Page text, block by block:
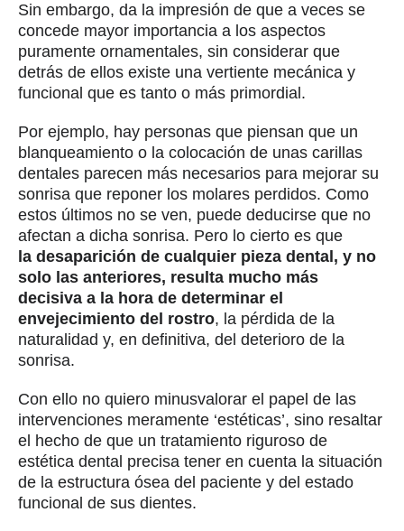
Sin embargo, da la impresión de que a veces se
concede mayor importancia a los aspectos
puramente ornamentales, sin considerar que
detrás de ellos existe una vertiente mecánica y
funcional que es tanto o más primordial.
Por ejemplo, hay personas que piensan que un
blanqueamiento o la colocación de unas carillas
dentales parecen más necesarios para mejorar su
sonrisa que reponer los molares perdidos. Como
estos últimos no se ven, puede deducirse que no
afectan a dicha sonrisa. Pero lo cierto es que
la desaparición de cualquier pieza dental, y no
solo las anteriores, resulta mucho más
decisiva a la hora de determinar el
envejecimiento del rostro, la pérdida de la
naturalidad y, en definitiva, del deterioro de la
sonrisa.
Con ello no quiero minusvalorar el papel de las
intervenciones meramente ‘estéticas’, sino resaltar
el hecho de que un tratamiento riguroso de
estética dental precisa tener en cuenta la situación
de la estructura ósea del paciente y del estado
funcional de sus dientes.